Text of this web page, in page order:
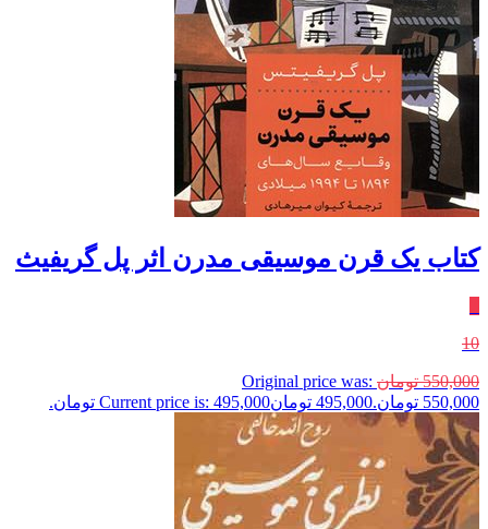
کتاب یک قرن موسیقی مدرن اثر پل گریفیث
10
550,000 تومان Original price was:
550,000 تومان.
495,000 تومانCurrent price is: 495,000 تومان.